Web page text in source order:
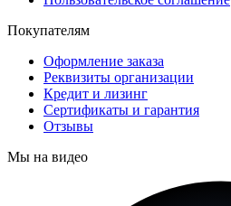
Покупателям
Оформление заказа
Реквизиты организации
Кредит и лизинг
Сертификаты и гарантия
Отзывы
Мы на видео